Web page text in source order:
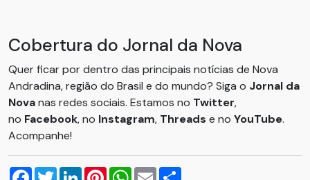
Cobertura do Jornal da Nova
Quer ficar por dentro das principais notícias de Nova
Andradina, região do Brasil e do mundo? Siga o Jornal da
Novanas redes sociais. Estamos no Twitter,
no Facebook, no Instagram, Threads e no YouTube.
Acompanhe!
Facebook
TwitterLinkedInPinterestWhatsApp
Email